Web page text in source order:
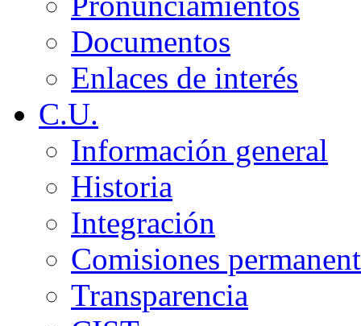
Documentos
Enlaces de interés
C.U.
Información general
Historia
Integración
Comisiones
Transparencia